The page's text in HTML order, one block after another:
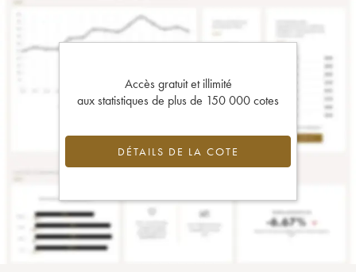
Accès gratuit et illimité
aux statistiques de plus de 150 000 cotes
DÉTAILS DE LA COTE